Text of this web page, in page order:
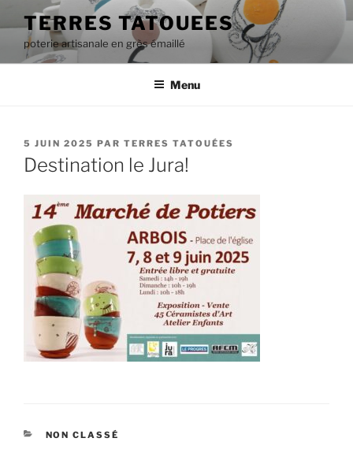
au
contenu
principal
TERRES TATOUEES
poterie artisanale en grès émaillé
Menu
PUBLIÉ
LE
5 JUIN 2025 PAR TERRES TATOUÉES
Destination le Jura!
CATÉGORIES
NON CLASSÉ